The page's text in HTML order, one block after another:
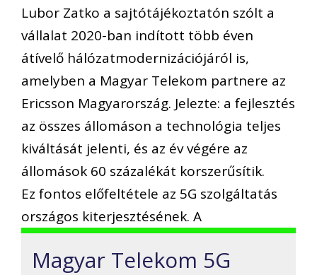
Lubor Zatko a sajtótájékoztatón szólt a
vállalat 2020-ban indított több éven
átívelő hálózatmodernizációjáról is,
amelyben a Magyar Telekom partnere az
Ericsson Magyarország. Jelezte: a fejlesztés
az összes állomáson a technológia teljes
kiváltását jelenti, és az év végére az
állomások 60 százalékát korszerűsítik.
Ez fontos előfeltétele az 5G szolgáltatás
országos kiterjesztésének. A
Magyar Telekom 5G